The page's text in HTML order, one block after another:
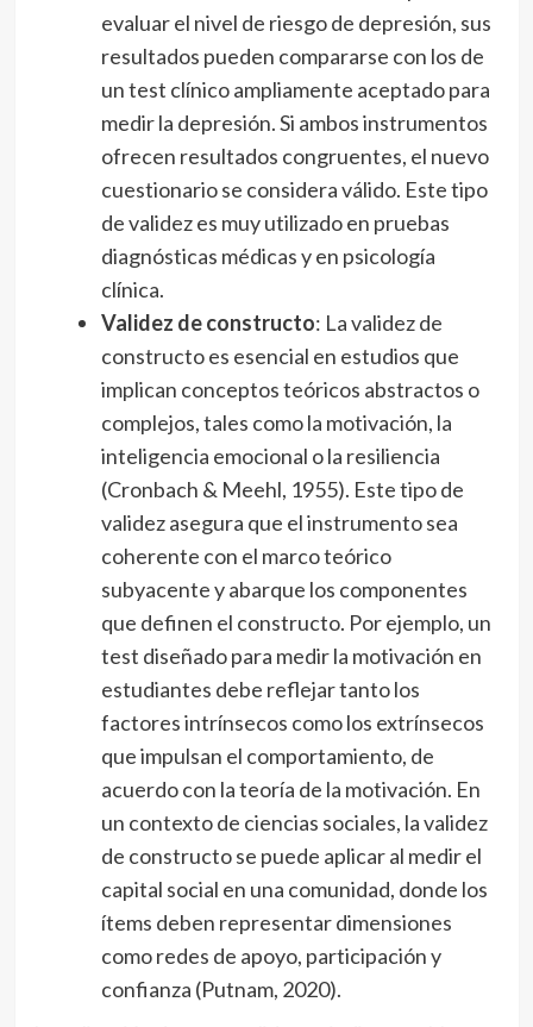
evaluar el nivel de riesgo de depresión, sus
resultados pueden compararse con los de
un test clínico ampliamente aceptado para
medir la depresión. Si ambos instrumentos
ofrecen resultados congruentes, el nuevo
cuestionario se considera válido. Este tipo
de validez es muy utilizado en pruebas
diagnósticas médicas y en psicología
clínica.
Validez de constructo: La validez de
constructo es esencial en estudios que
implican conceptos teóricos abstractos o
complejos, tales como la motivación, la
inteligencia emocional o la resiliencia
(Cronbach & Meehl, 1955). Este tipo de
validez asegura que el instrumento sea
coherente con el marco teórico
subyacente y abarque los componentes
que definen el constructo. Por ejemplo, un
test diseñado para medir la motivación en
estudiantes debe reflejar tanto los
factores intrínsecos como los extrínsecos
que impulsan el comportamiento, de
acuerdo con la teoría de la motivación. En
un contexto de ciencias sociales, la validez
de constructo se puede aplicar al medir el
capital social en una comunidad, donde los
ítems deben representar dimensiones
como redes de apoyo, participación y
confianza (Putnam, 2020).